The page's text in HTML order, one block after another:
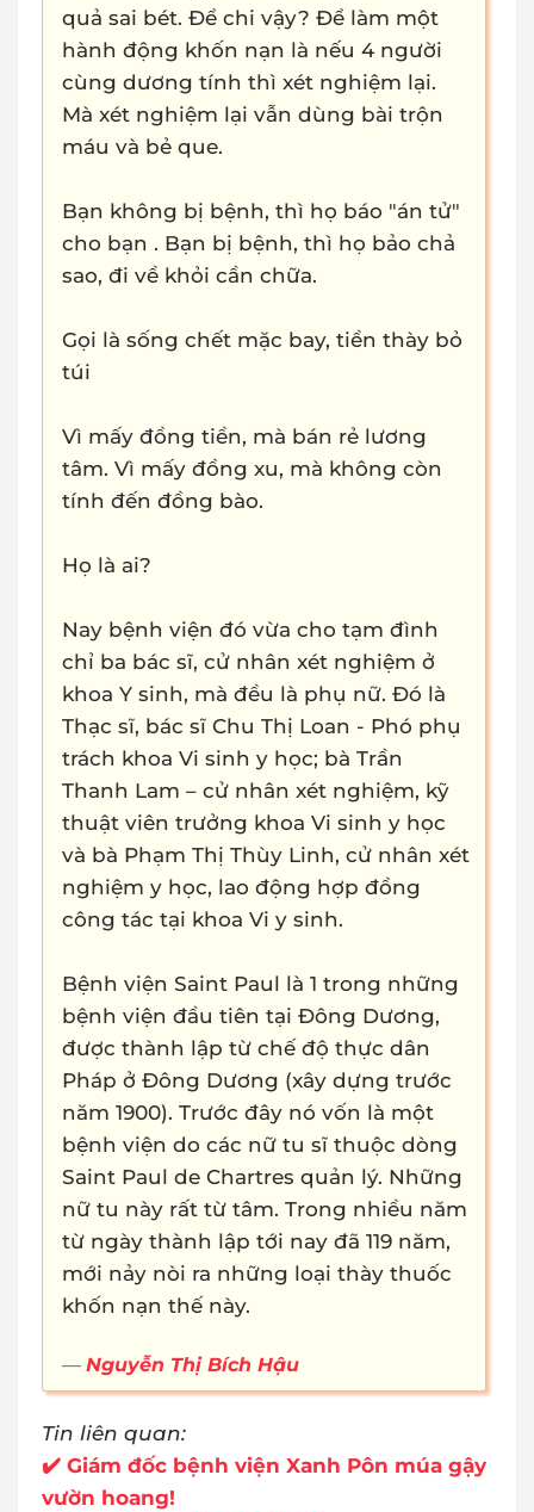
quả sai bét. Để chi vậy? Để làm một
hành động khốn nạn là nếu 4 người
cùng dương tính thì xét nghiệm lại.
Mà xét nghiệm lại vẫn dùng bài trộn
máu và bẻ que.
Bạn không bị bệnh, thì họ báo "án tử"
cho bạn . Bạn bị bệnh, thì họ bảo chả
sao, đi về khỏi cần chữa.
Gọi là sống chết mặc bay, tiền thày bỏ
túi
Vì mấy đồng tiền, mà bán rẻ lương
tâm. Vì mấy đồng xu, mà không còn
tính đến đồng bào.
Họ là ai?
Nay bệnh viện đó vừa cho tạm đình
chỉ ba bác sĩ, cử nhân xét nghiệm ở
khoa Y sinh, mà đều là phụ nữ. Đó là
Thạc sĩ, bác sĩ Chu Thị Loan - Phó phụ
trách khoa Vi sinh y học; bà Trần
Thanh Lam – cử nhân xét nghiệm, kỹ
thuật viên trưởng khoa Vi sinh y học
và bà Phạm Thị Thùy Linh, cử nhân xét
nghiệm y học, lao động hợp đồng
công tác tại khoa Vi y sinh.
Bệnh viện Saint Paul là 1 trong những
bệnh viện đầu tiên tại Đông Dương,
được thành lập từ chế độ thực dân
Pháp ở Đông Dương (xây dựng trước
năm 1900). Trước đây nó vốn là một
bệnh viện do các nữ tu sĩ thuộc dòng
Saint Paul de Chartres quản lý. Những
nữ tu này rất từ tâm. Trong nhiều năm
từ ngày thành lập tới nay đã 119 năm,
mới nảy nòi ra những loại thày thuốc
khốn nạn thế này.
Nguyễn Thị Bích Hậu
Tin liên quan:
✔️ Giám đốc bệnh viện Xanh Pôn múa gậy
vườn hoang!